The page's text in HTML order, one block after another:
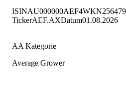
ISINAU000000AEF4WKN256479
TickerAEF.AXDatum01.08.2026
AA Kategorie
Average Grower